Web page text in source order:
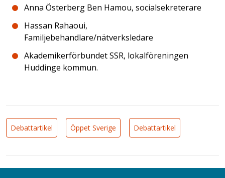
Anna Österberg Ben Hamou, socialsekreterare
Hassan Rahaoui,
Familjebehandlare/nätverksledare
Akademikerförbundet SSR, lokalföreningen
Huddinge kommun.
Debattartikel Öppet Sverige Debattartikel